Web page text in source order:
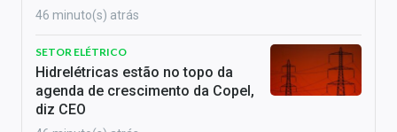
46 minuto(s) atrás
SETOR ELÉTRICO
Hidrelétricas estão no topo da
agenda de crescimento da Copel,
diz CEO